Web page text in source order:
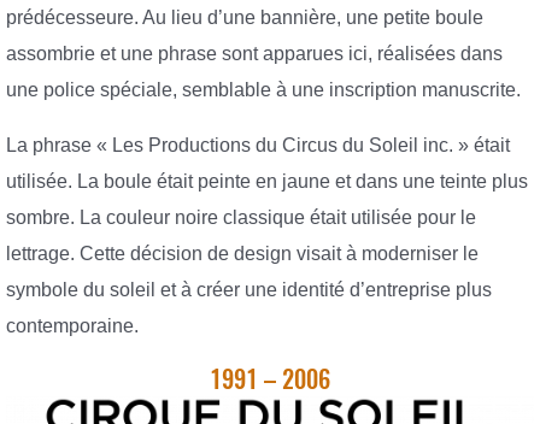
prédécesseure. Au lieu d’une bannière, une petite boule
assombrie et une phrase sont apparues ici, réalisées dans
une police spéciale, semblable à une inscription manuscrite.
La phrase « Les Productions du Circus du Soleil inc. » était
utilisée. La boule était peinte en jaune et dans une teinte plus
sombre. La couleur noire classique était utilisée pour le
lettrage. Cette décision de design visait à moderniser le
symbole du soleil et à créer une identité d’entreprise plus
contemporaine.
1991 – 2006